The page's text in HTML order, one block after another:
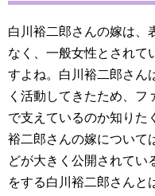
白川裕二郎さんの嫁は、
なく、一般女性とされて
すよね。白川裕二郎さん
く活動してきたため、
で支えているのか知りた
裕二郎さんの嫁について
どが大きく公開されてい
をする白川裕二郎さんと